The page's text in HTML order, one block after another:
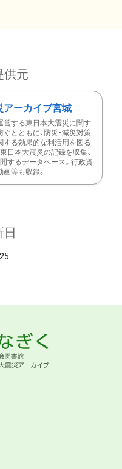
供元
アーカイブ宮城
営する東日本大震災に関す
とともに、防災・減災対策
する効果的な利活用を図る
日本大震災の記録を収集、
するデータベース。行政資
画等も収録。
日